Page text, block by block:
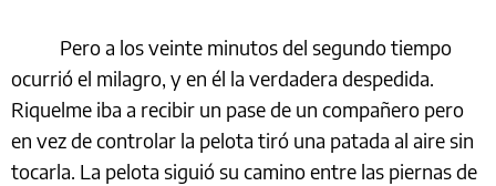
Pero a los veinte minutos del segundo tiempo
ocurrió el milagro, y en él la verdadera despedida.
Riquelme iba a recibir un pase de un compañero pero
en vez de controlar la pelota tiró una patada al aire sin
tocarla. La pelota siguió su camino entre las piernas de